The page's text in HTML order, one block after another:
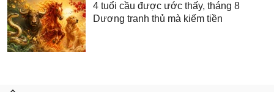
4 tuổi cầu được ước thấy, tháng 8
Dương tranh thủ mà kiếm tiền